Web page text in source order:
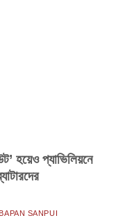
হয়েও প্যাভিলিয়নে
BAPAN SANPUI